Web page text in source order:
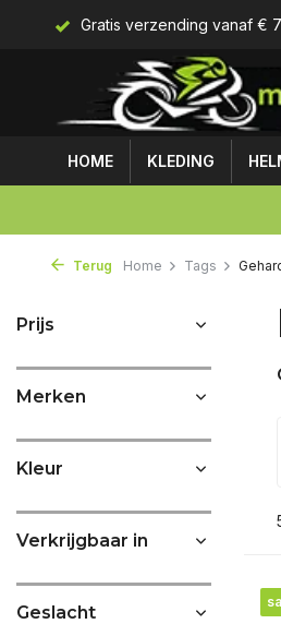
Gratis verzending vanaf €
HOME KLEDING
Terug Home Tags
Prijs
Merken
Kleur
Verkrijgbaar in
Geslacht